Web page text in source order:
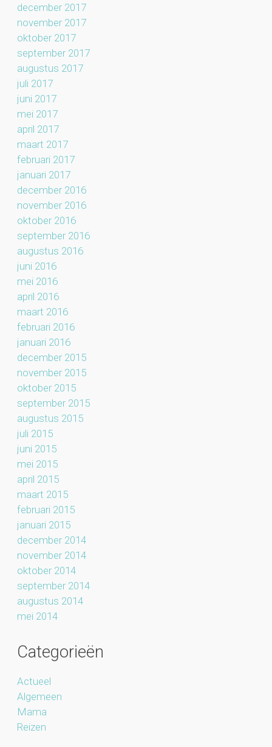
december 2017
november 2017
oktober 2017
september 2017
augustus 2017
juli 2017
juni 2017
mei 2017
april 2017
maart 2017
februari 2017
januari 2017
december 2016
november 2016
oktober 2016
september 2016
augustus 2016
juni 2016
mei 2016
april 2016
maart 2016
februari 2016
januari 2016
december 2015
november 2015
oktober 2015
september 2015
augustus 2015
juli 2015
juni 2015
mei 2015
april 2015
maart 2015
februari 2015
januari 2015
december 2014
november 2014
oktober 2014
september 2014
augustus 2014
mei 2014
Categorieën
Actueel
Algemeen
Mama
Reizen